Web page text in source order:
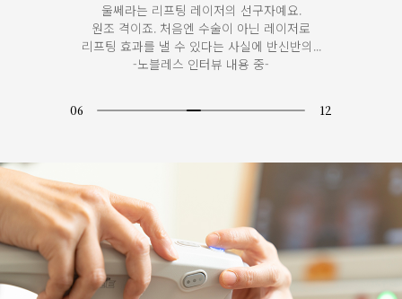
울쎄라는 리프팅 레이저의 선구자예요.
원조 격이죠. 처음엔 수술이 아닌 레이저로
리프팅 효과를 낼 수 있다는 사실에 반신반의...
-노블레스 인터뷰 내용 중-
07 12